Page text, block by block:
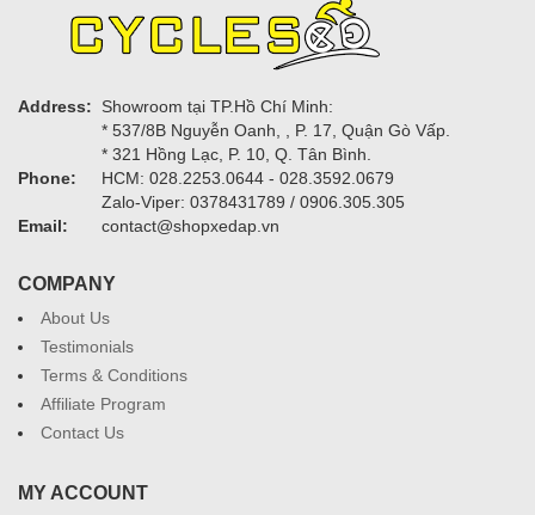
Address:
Showroom tại TP.Hồ Chí Minh:
* 537/8B Nguyễn Oanh, , P. 17, Quận Gò Vấp.
* 321 Hồng Lạc, P. 10, Q. Tân Bình.
Phone:
HCM: 028.2253.0644 - 028.3592.0679
Zalo-Viper: 0378431789 / 0906.305.305
Email:
contact@shopxedap.vn
COMPANY
About Us
Testimonials
Terms & Conditions
Affiliate Program
Contact Us
MY ACCOUNT